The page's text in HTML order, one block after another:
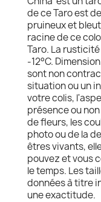
de ce Taro est
pruineux et
racine de ce
Taro. La
-12°C.
sont non
situation ou un
votre colis,
présence ou
de fleurs, les
photo ou de la
êtres vivants,
pouvez et vous
le temps. Les
données à titre
une exactitude.